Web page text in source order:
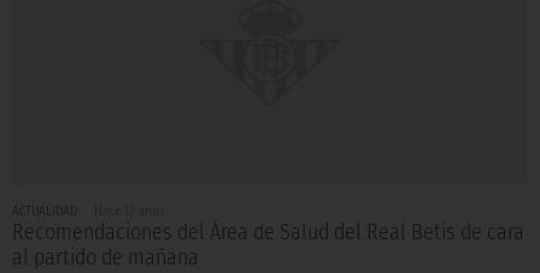
ACTUALIDAD
Recomendaciones del Área de Salud del Real Betis de cara
al partido de mañana